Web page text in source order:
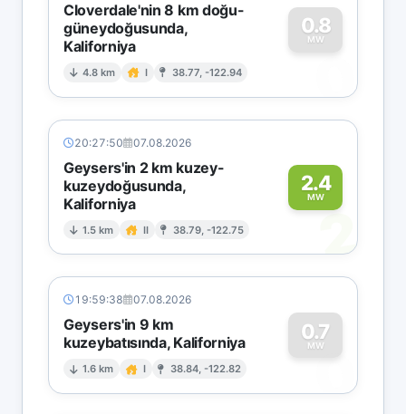
Cloverdale'nin 8 km doğu-
güneydoğusunda,
Kaliforniya
4.8 km I 38.77, -122.94
0.8
MW
0
20:27:50 07.08.2026
Geysers'in 2 km kuzey-
kuzeydoğusunda,
Kaliforniya
1.5 km II 38.79, -122.75
2.4
MW
2
19:59:38 07.08.2026
Geysers'in 9 km
kuzeybatısında, Kaliforniya
1.6 km I 38.84, -122.82
0.7
MW
0